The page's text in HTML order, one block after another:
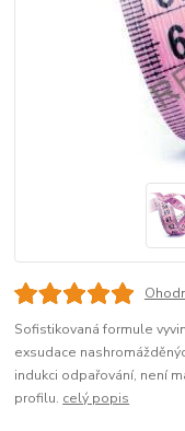
Sofistikovaná formule
exsudace
indukci odpařování, není
profilu. celý popis